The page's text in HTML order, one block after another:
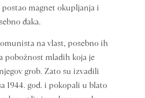
postao magnet okupljanja i
đaka.
na vlast, posebno ih
pobožnost mladih koja je
grob. Zato su izvadili
1944. god. i pokopali u blato